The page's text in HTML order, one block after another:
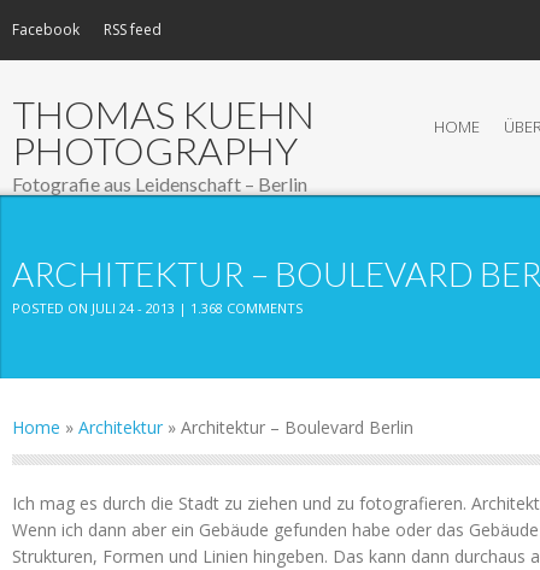
Facebook RSS feed
THOMAS KUEHN
PHOTOGRAPHY
Fotografie aus Leidenschaft – Berlin
HOME
ARCHITEKTUR – BOULEVARD
POSTED ON JULI 24 - 2013 | 1.368 COMMENTS
Home » Architektur » Architektur – Boulevard Berlin
Ich mag es durch die Stadt zu ziehen und zu fotografieren.
Wenn ich dann aber ein Gebäude gefunden habe oder das
Strukturen, Formen und Linien hingeben. Das kann dann durchaus